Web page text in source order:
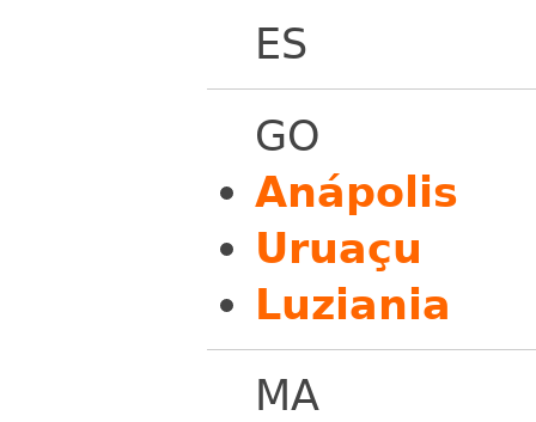
ES
GO
Anápolis
Uruaçu
Luziania
MA